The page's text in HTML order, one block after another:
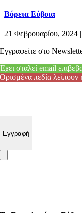
Βόρεια Εύβοια
21 Φεβρουαρίου, 2024 |
Εγγραφείτε στο
Έχει σταλεί email
Ορισμένα πεδία λείπουν